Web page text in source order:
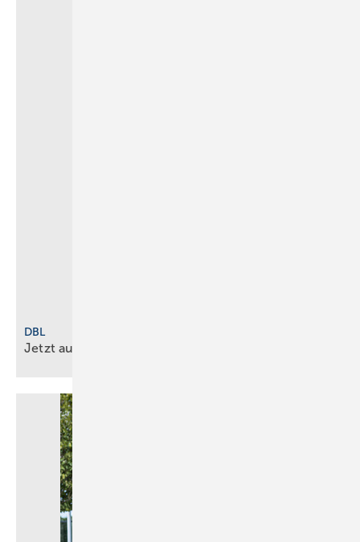
DBL
Jetzt auch Damenmodelle